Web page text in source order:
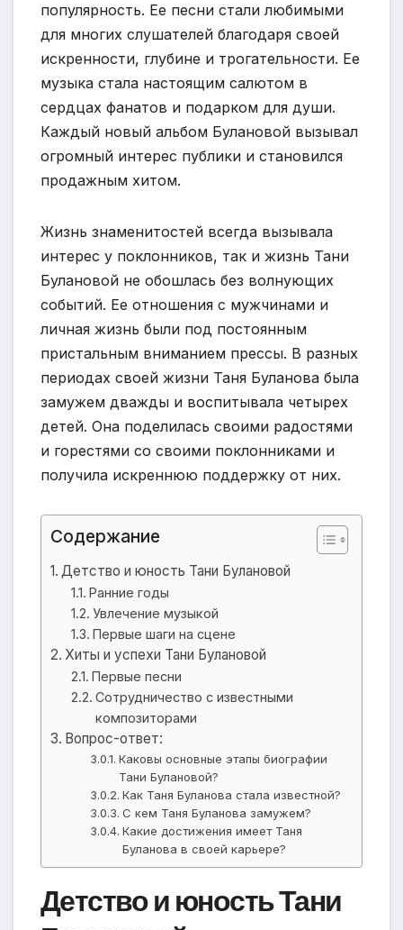
популярность. Ее песни стали любимыми
для многих слушателей благодаря своей
искренности, глубине и трогательности. Ее
музыка стала настоящим салютом в
сердцах фанатов и подарком для души.
Каждый новый альбом Булановой вызывал
огромный интерес публики и становился
продажным хитом.
Жизнь знаменитостей всегда вызывала
интерес у поклонников, так и жизнь Тани
Булановой не обошлась без волнующих
событий. Ее отношения с мужчинами и
личная жизнь были под постоянным
пристальным вниманием прессы. В разных
периодах своей жизни Таня Буланова была
замужем дважды и воспитывала четырех
детей. Она поделилась своими радостями
и горестями со своими поклонниками и
получила искреннюю поддержку от них.
Содержание
Детство и юность Тани Булановой
Ранние годы
Увлечение музыкой
Первые шаги на сцене
Хиты и успехи Тани Булановой
Первые песни
Сотрудничество с известными
композиторами
Вопрос-ответ:
Каковы основные этапы биографии
Тани Булановой?
Как Таня Буланова стала известной?
С кем Таня Буланова замужем?
Какие достижения имеет Таня
Буланова в своей карьере?
Детство и юность Тани